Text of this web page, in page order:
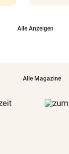
Alle Anzeigen
Alle Magazine